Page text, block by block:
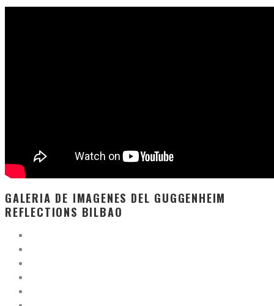
GALERIA DE IMAGENES DEL GUGGENHEIM
REFLECTIONS BILBAO